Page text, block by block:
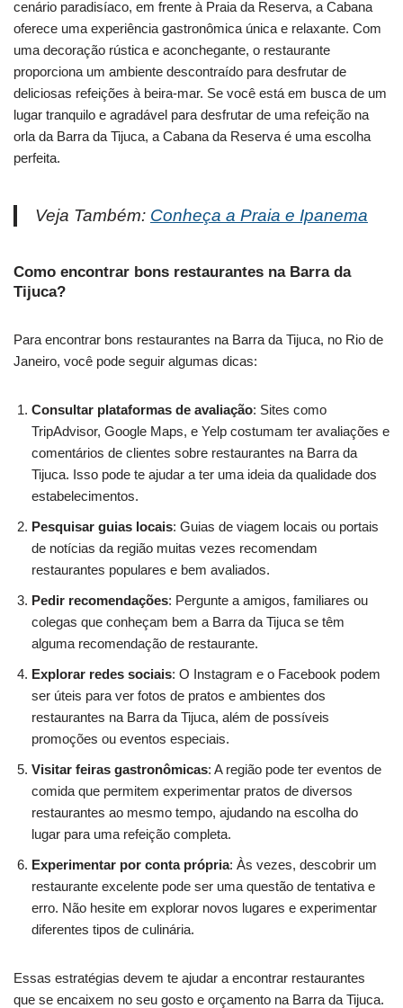
cenário paradisíaco, em frente à Praia da Reserva, a Cabana
oferece uma experiência gastronômica única e relaxante. Com
uma decoração rústica e aconchegante, o restaurante
proporciona um ambiente descontraído para desfrutar de
deliciosas refeições à beira-mar. Se você está em busca de um
lugar tranquilo e agradável para desfrutar de uma refeição na
orla da Barra da Tijuca, a Cabana da Reserva é uma escolha
perfeita.
Veja Também: Conheça a Praia e Ipanema
Como encontrar bons restaurantes na Barra da
Tijuca?
Para encontrar bons restaurantes na Barra da Tijuca, no Rio de
Janeiro, você pode seguir algumas dicas:
Consultar plataformas de avaliação: Sites como
TripAdvisor, Google Maps, e Yelp costumam ter avaliações e
comentários de clientes sobre restaurantes na Barra da
Tijuca. Isso pode te ajudar a ter uma ideia da qualidade dos
estabelecimentos.
Pesquisar guias locais: Guias de viagem locais ou portais
de notícias da região muitas vezes recomendam
restaurantes populares e bem avaliados.
Pedir recomendações: Pergunte a amigos, familiares ou
colegas que conheçam bem a Barra da Tijuca se têm
alguma recomendação de restaurante.
Explorar redes sociais: O Instagram e o Facebook podem
ser úteis para ver fotos de pratos e ambientes dos
restaurantes na Barra da Tijuca, além de possíveis
promoções ou eventos especiais.
Visitar feiras gastronômicas: A região pode ter eventos de
comida que permitem experimentar pratos de diversos
restaurantes ao mesmo tempo, ajudando na escolha do
lugar para uma refeição completa.
Experimentar por conta própria: Às vezes, descobrir um
restaurante excelente pode ser uma questão de tentativa e
erro. Não hesite em explorar novos lugares e experimentar
diferentes tipos de culinária.
Essas estratégias devem te ajudar a encontrar restaurantes
que se encaixem no seu gosto e orçamento na Barra da Tijuca.